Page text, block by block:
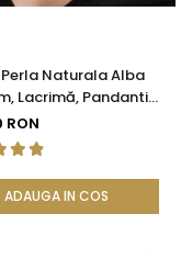
Naturala Alba
Lacrimă, Pandantiv
| KASKADDA®
RON
ADAUGA IN COS